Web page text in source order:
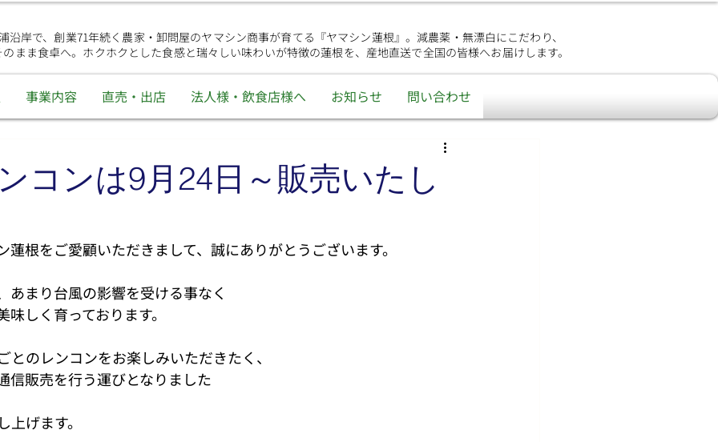
沿岸で、創業71年続く農家・卸問屋のヤマシン商事が育てる『ヤマシン蓮根』。減農薬・無漂白にこだわり、
まま食卓へ。ホクホクとした食感と瑞々しい味わいが特徴の蓮根を、産地直送で全国の皆様へお届けします。
事業内容 直売・出店 法人様・飲食店様へ お知らせ 問い合わせ
コンは9月24日～販売いたし
根をご愛顧いただきまして、誠にありがとうございます。
まり台風の影響を受ける事なく
しく育っております。
とのレンコンをお楽しみいただきたく、
信販売を行う運びとなりました
げます。